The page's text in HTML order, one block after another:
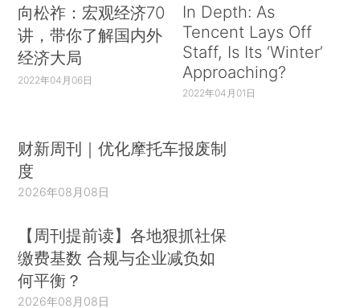
向松祚：宏观经济70
讲，带你了解国内外
经济大局
2022年04月06日
In Depth: As
Tencent Lays Off
Staff, Is Its ‘Winter’
Approaching?
2022年04月01日
财新周刊｜优化摩托车报废制
度
2026年08月08日
【周刊提前读】各地狠抓社保
缴费基数 合规与企业减负如
何平衡？
2026年08月08日